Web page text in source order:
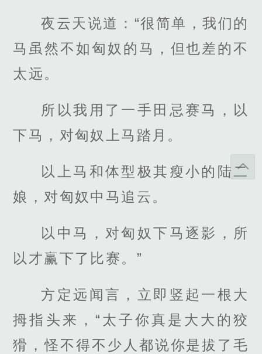
夜云天说道：“很简单，我们的
马虽然不如匈奴的马，但也差的不
太远。
所以我用了一手田忌赛马，以
下马，对匈奴上马踏月。
以上马和体型极其瘦小的陆二
娘，对匈奴中马追云。
以中马，对匈奴下马逐影，所
以才赢下了比赛。”
方定远闻言，立即竖起一根大
拇指头来，“太子你真是大大的狡
猾，怪不得不少人都说你是拔了毛